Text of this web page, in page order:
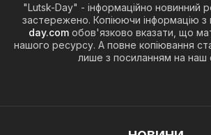
"Lutsk-Day" - інформаційно новинний
застережено. Копіюючи інформацію з
day.com обов'язково вказати, що
нашого ресурсу. А повне копіювання
лише з посиланням на наш